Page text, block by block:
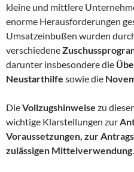
kleine und mittlere
enorme Herausforderungen
Umsatzeinbußen wurden
verschiedene
darunter insbesondere die
Neustarthilfe sowie die
DieVollzugshinweise zu
wichtige Klarstellungen zur
Voraussetzungen, zur
zulässigen Mittelverwendung